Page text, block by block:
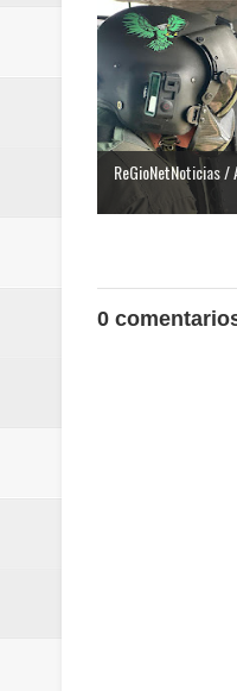
ReGioNetNoticias /
0